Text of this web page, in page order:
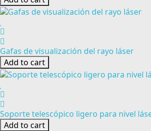
Gafas de visualización del rayo láser
Add to cart
Soporte telescópico ligero para nivel
Add to cart